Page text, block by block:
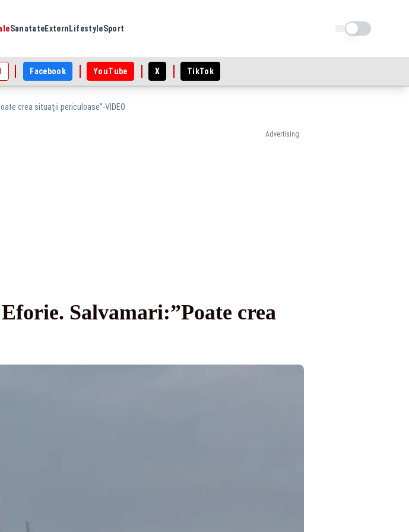
SanatateExtern LifestyleSport Schimba tema
Facebook YouTube X TikTok
crea situaţii periculoase”-VIDEO
Advertising
Salvamari:”Poate crea